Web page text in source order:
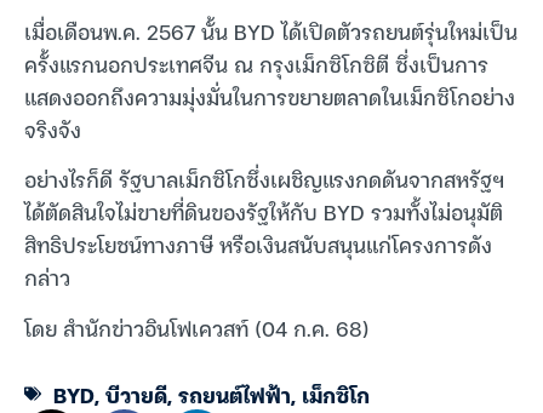
เมื่อเดือนพ.ค. 2567 นั้น BYD ได้เปิดตัวรถยนต์รุ่นใหม่เป็น
ครั้งแรกนอกประเทศจีน ณ กรุงเม็กซิโกซิตี ซึ่งเป็นการ
แสดงออกถึงความมุ่งมั่นในการขยายตลาดในเม็กซิโกอย่าง
จริงจัง
อย่างไรก็ดี รัฐบาลเม็กซิโกซึ่งเผชิญแรงกดดันจากสหรัฐฯ
ได้ตัดสินใจไม่ขายที่ดินของรัฐให้กับ BYD รวมทั้งไม่อนุมัติ
สิทธิประโยชน์ทางภาษี หรือเงินสนับสนุนแก่โครงการดัง
กล่าว
โดย สำนักข่าวอินโฟเควสท์ (04 ก.ค. 68)
BYD,บีวายดี,รถยนต์ไฟฟ้า, เม็กซิโก